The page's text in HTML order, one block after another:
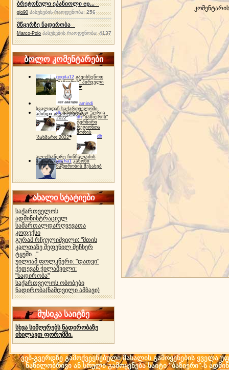
ბრეტონული ეპანიოლი ep...
gio90 პასუხების რაოდენობა:256
მწყერზე ნადირობა
Marco-Polo პასუხების რაოდენობა:4137
ბოლო კომენტარები
gogita12 გავიხსენოთ
"ბაზიერის" პირველი
ტურნირი ❤
amindi
ხვალიდან საქართველოში
ამინდი გაუარესდება
dh სპორტინგი "გურია
2022"
dh "ბაზიერის"
ტურნირი
რეგიონთა
შორის
"ბახმარო 2022"
dh
ალექსანდრე ჩინჩალაძის
მემორიალიgocha1 კანონი
ნადირობის შესახებ
ახალი სტატიები
საქართველოს
ადმინისტრაციულ
სამართალდარღვევათა
კოდექსი
გურამ რჩეულიშვილი: "მთის
კალთაზე შეფენილ მეჩხერ
ტყეში..."
უილიამ ფოლკნერი: "დათვი"
ქეთევან ჭილაშვილი:
"ნადირობა"
საქართველოს ობობები
ნადირობა(ნამდვილი ამბავი)
მუსიკა საიტზე
სხვა სიმღერებს ნადირობაზე
იხილავთ ფორუმში.
ვებ-გვერდზე გამოქვეყნებული მასალის გამოყენების ყველა
ნაწილობრივი ან სრული გამოყენება საიტი "ბაზიერი"-ს